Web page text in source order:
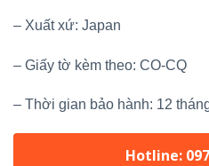
– Xuất xứ: Japan
– Giấy tờ kèm theo: CO-CQ
– Thời gian bảo hành: 12
Hotline: